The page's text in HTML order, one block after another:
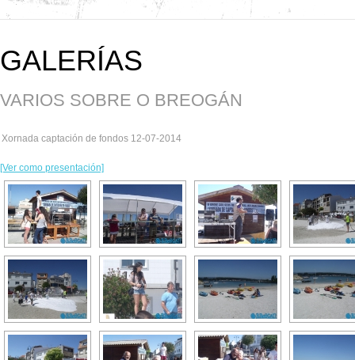
GALERÍAS
VARIOS SOBRE O BREOGÁN
Xornada captación de fondos 12-07-2014
[Ver como presentación]